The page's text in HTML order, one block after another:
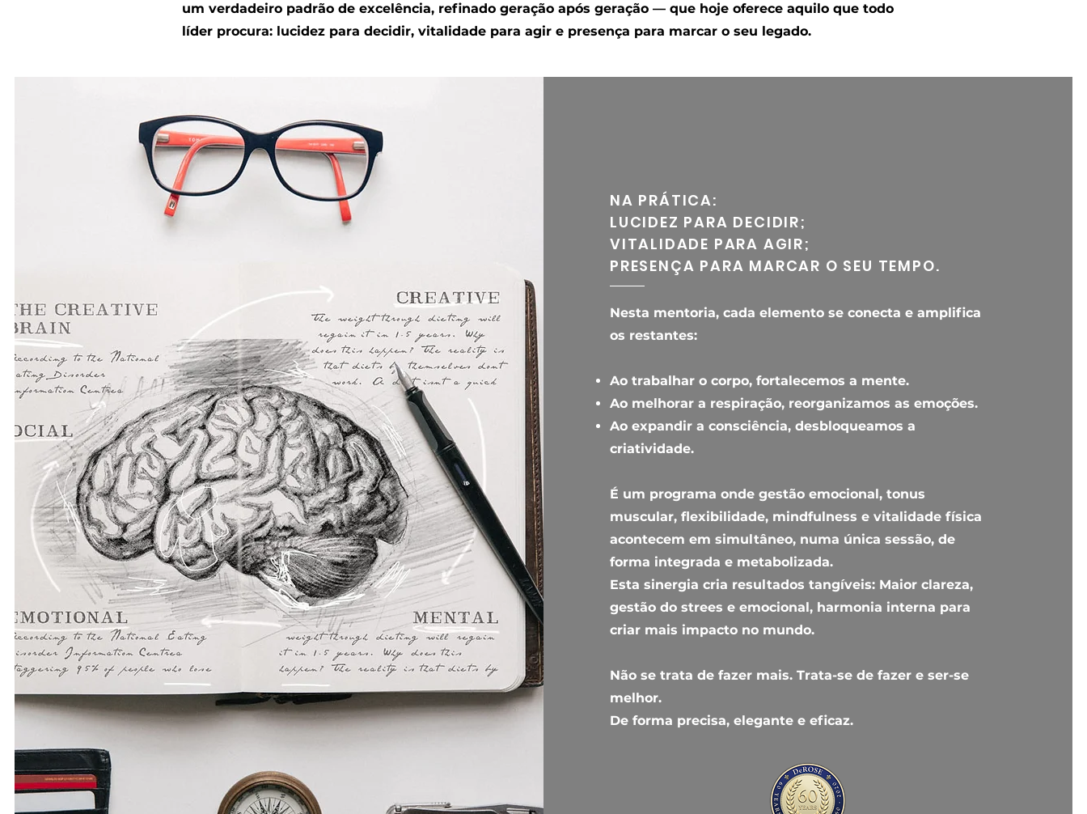
um verdadeiro padrão de excelência, refinado geração após geração — que hoje oferece aquilo que todo
líder procura: lucidez para decidir, vitalidade para agir e presença para marcar o seu legado.
NA PRÁTICA:
LUCIDEZ PARA DECIDIR;
VITALIDADE PARA AGIR;
PRESENÇA PARA MARCAR O SEU TEMPO.
Nesta mentoria, cada elemento se conecta e amplifica
os restantes:
Ao trabalhar o corpo, fortalecemos a mente.
Ao melhorar a respiração, reorganizamos as emoções.
Ao expandir a consciência, desbloqueamos a
criatividade.​
É um programa onde gestão emocional, tonus
muscular, flexibilidade, mindfulness e vitalidade física
acontecem em simultâneo, numa única sessão, de
forma integrada e metabolizada.
Esta sinergia cria resultados tangíveis: Maior clareza,
gestão do strees e emocional, harmonia interna para
criar mais impacto no mundo.
Não se trata de fazer mais. Trata-se de fazer e ser-se
melhor.
De forma precisa, elegante e eficaz.